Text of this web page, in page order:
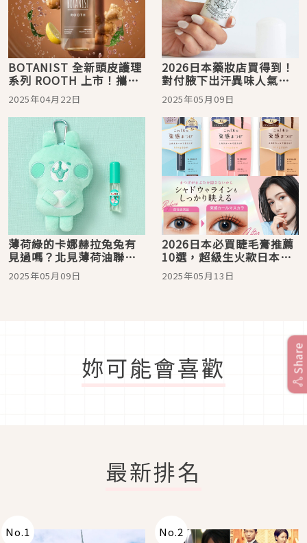
BOTANIST 全新頭皮護理
系列 ROOTH 上市！攜手
迪化街老字號中藥行推
ROOTH限量體驗包
2025年04月22日
2026日本藥妝店買得到！
對付腋下出汗異味人氣商
品15選，讓你不再尷尬
2025年05月09日
薄荷綠的卡娜赫拉兔兔有
見過嗎？北見薄荷油聯名
款可愛上市！
2025年05月09日
2026日本必買睫毛膏推薦
10選，超級生火款日本女
生也搶購！
2025年05月13日
妳可能會喜歡
最新排名
No.1 No.2
Share